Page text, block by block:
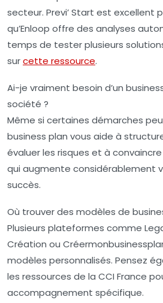
secteur. Previ’ Start est excellent
qu’Enloop offre des analyses
temps de tester plusieurs
surcette ressource.
Ai-je vraiment besoin d’un
société ?
Même si certaines démarches
business plan vous aide à
évaluer les risques et à
qui augmente considérablement
succès.
Où trouver des modèles de
Plusieurs plateformes comme
Création ou
modèles personnalisés. Pensez
les ressources de la CCI France
accompagnement spécifique.